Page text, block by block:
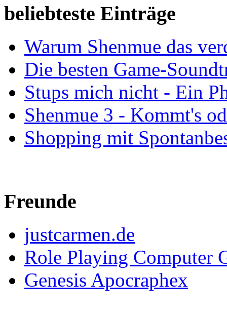
beliebteste Einträge
Warum Shenmue das
Die besten Game-
Stups mich nicht - Ein
Shenmue 3 - Kommt's
Shopping mit
Freunde
justcarmen.de
Role Playing Computer
Genesis Apocraphex